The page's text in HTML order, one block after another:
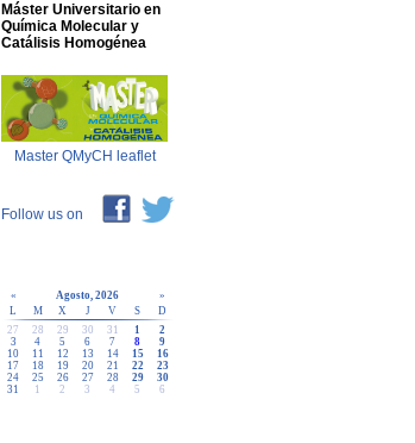
Máster Universitario en
Química Molecular y
Catálisis Homogénea
Master QMyCH leaflet
Follow us on
« Agosto, 2026
»
L
M X J V S
D
27
28 29 30 31 1
2
3
4 5 6 7 8
9
10
11 12 13 14 15
16
17
18 19 20 21 22
23
24
25 26 27 28 29
30
31
1 2 3 4 5 6